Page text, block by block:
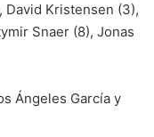
David Kristensen (3),
Snaer (8), Jonas
Ángeles García y